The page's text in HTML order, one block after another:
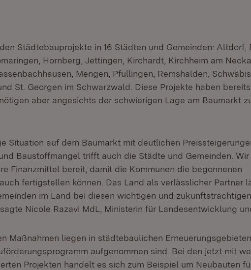
Städtebauprojekte in 16 Städten und Gemeinden: Altdorf,
Hornberg, Jettingen, Kirchardt, Kirchheim am
Mengen, Pfullingen, Remshalden,
St. Georgen im Schwarzwald. Diese Projekte haben bereits
aber angesichts der schwierigen Lage am Baumarkt
Situation auf dem Baumarkt mit deutlichen
Baustoffmangel trifft auch die Städte und Gemeinden.
Finanzmittel bereit, damit die Kommunen die begonnenen
fertigstellen können. Das Land als verlässlicher Partner
im Land bei diesen wichtigen und
Nicole Razavi MdL, Ministerin für Landesentwicklung
Maßnahmen liegen in städtebaulichen
aufgenommen sind. Bei den jetzt mit
Projekten handelt es sich zum Beispiel um Neubauten